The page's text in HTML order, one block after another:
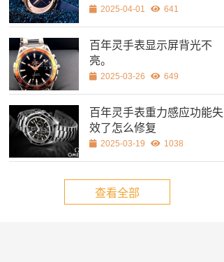
2025-04-01 641
百年灵手表显示屏背光不
亮。
2025-03-26 649
百年灵手表重力感应功能失
效了怎么修复
2025-03-19 1038
查看全部